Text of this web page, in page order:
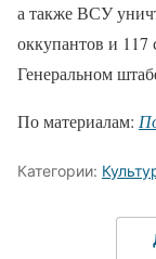
а также ВСУ
оккупантов и
Генеральном
По материалам:
Категории: